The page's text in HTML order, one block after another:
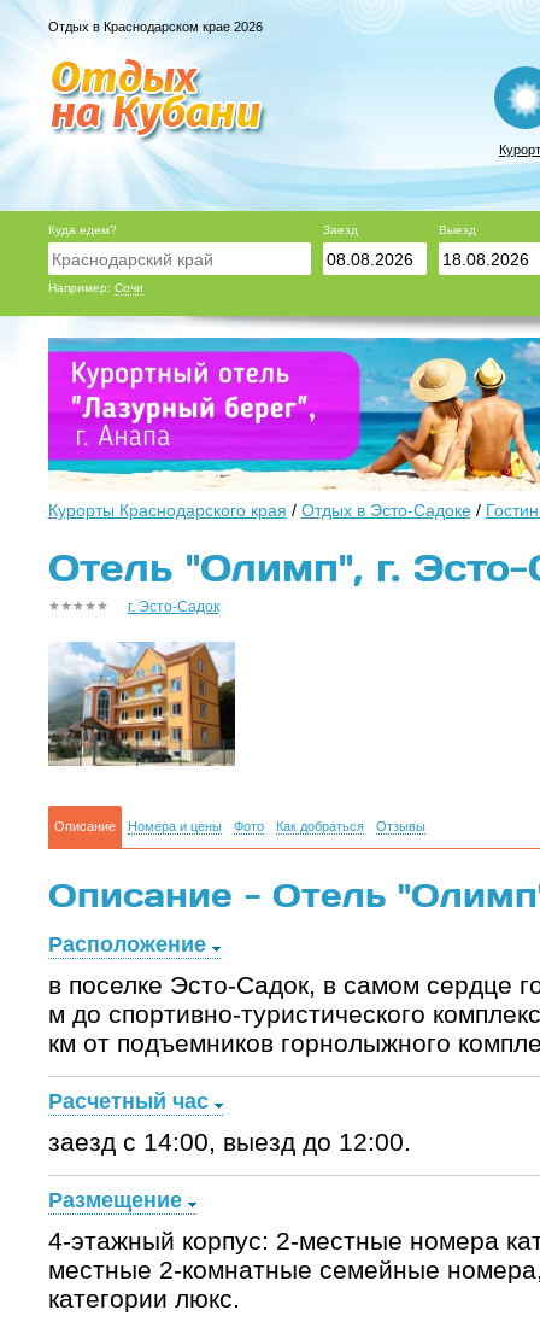
Отдых в Краснодарском крае 2026
Куда едем?
Например: Сочи
Заезд Выезд
Курорты Краснодарского края / Отдых в Эсто-Садоке/
Отель "Олимп", г.
г. Эсто-Садок
Описание Номера и цены Фото Как добраться Отзывы
Описание - Отель
Расположение
в поселке Эсто-Садок, в самом сердце
м до спортивно-туристического
км от подъемников горнолыжного
Расчетный час
заезд с 14:00, выезд до 12:00.
Размещение
4-этажный корпус: 2-местные номера
местные 2-комнатные семейные
категории люкс.